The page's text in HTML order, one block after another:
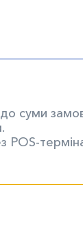
суми